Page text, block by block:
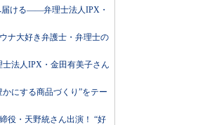
届ける――弁理士法人IPX・
ナ大好き弁護士・弁理士の
法人IPX・金田有美子さん
にする商品づくり”をテー
役・天野統さん出演！ “好